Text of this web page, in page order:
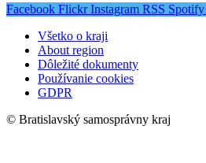
Facebook Flickr Instagram RSS Spotify
Všetko o kraji
About region
Dôležité dokumenty
Používanie cookies
GDPR
© Bratislavský samosprávny kraj